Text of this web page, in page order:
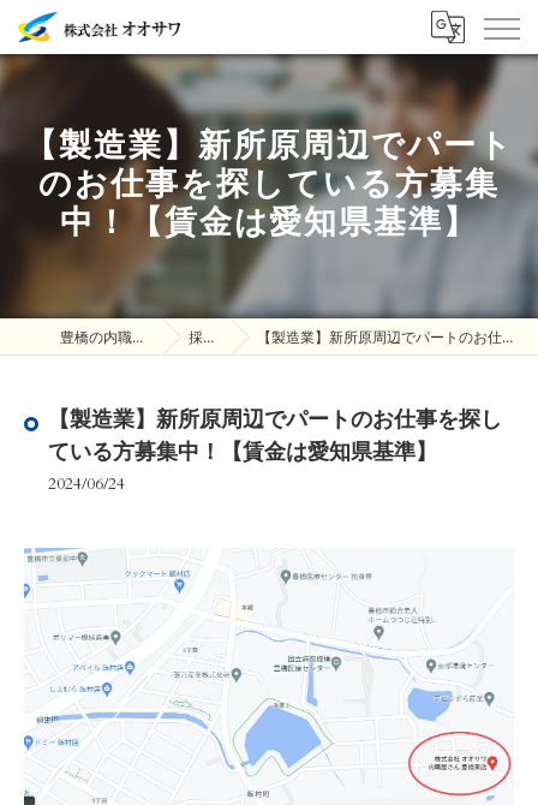
【製造業】新所原周辺でパート
のお仕事を探している方募集
中！【賃金は愛知県基準】
豊橋の内職は株式会社オオサワ 採用ブログ 【製造業】新所原周辺でパートのお仕事を探している方募集中！【賃金は愛知県基準】
【製造業】新所原周辺でパートのお仕事を探し
ている方募集中！【賃金は愛知県基準】
2024/06/24